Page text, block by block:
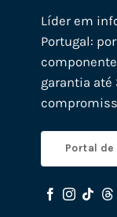
Líder em
Portugal:
garantia até
Portal de